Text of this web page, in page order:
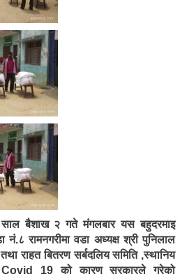
बैशाख २ गते मंगलबार यस बहुदरमाइ
नं.८ रामनगरीमा वडा अध्यक्ष श्री पुनिलाल
राहत बितरण सर्बदलिय समिति ,स्थानिय
Covid 19 को कारण सरकारले गरेको